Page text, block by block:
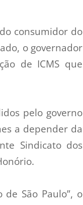
consumidor do
o governador
de ICMS que
pelo governo
a depender da
Sindicato dos
São Paulo”, o